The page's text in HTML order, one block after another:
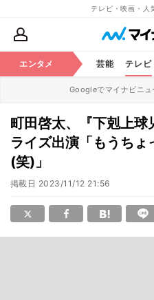
テレビ・映画・人
エンタメ 芸能 テレビ
Googleでマイナビニ
町田啓太、『下剋上
ライズ出演「もうち
(笑)」
掲載日 2023/11/12 21:56